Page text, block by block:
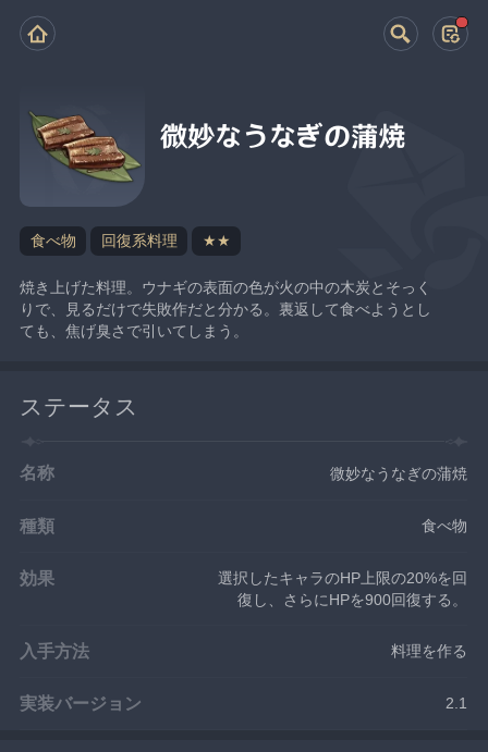
微妙なうなぎの蒲焼
食べ物 回復系料理 ★★
焼き上げた料理。ウナギの表面の色が火の中の木炭とそっく
りで、見るだけで失敗作だと分かる。裏返して食べようとし
ても、焦げ臭さで引いてしまう。
ステータス
名称 微妙なうなぎの蒲焼
種類 食べ物
効果
選択したキャラのHP上限の20%を回
復し、さらにHPを900回復する。
入手方法 料理を作る
実装バージョン 2.1